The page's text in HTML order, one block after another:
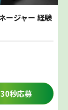
ージャー 経験
秒応募